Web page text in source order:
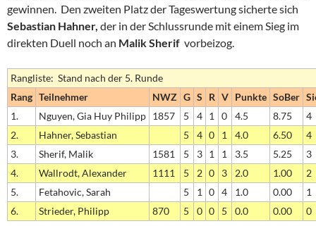
gewinnen. Den zweiten Platz der Tageswertung sicherte sich
Sebastian Hahner, der in der Schlussrunde mit einem Sieg im
direkten Duell noch an Malik Sherif vorbeizog.
Rangliste: Stand nach der 5. Runde
Rang Teilnehmer NWZ G S R V Punkte SoBer
1.
Nguyen, Gia Huy Philipp 1857 5 4 1 0 4.5 8.75
4
2.
Hahner, Sebastian 5 4 0 1 4.0 6.50
4
3.
Sherif, Malik 1581 5 3 1 1 3.5 5.25
3
4.
Wallrodt, Alexander 1111 5 2 0 3 2.0 1.00
2
5.
Fetahovic, Sarah 5 1 0 4 1.0 0.00
1
6.
Strieder, Philipp 870 5 0 0 5 0.0 0.00 0